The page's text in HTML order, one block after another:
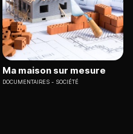
Ma maison sur mesure
DOCUMENTAIRES SOCIÉTÉ